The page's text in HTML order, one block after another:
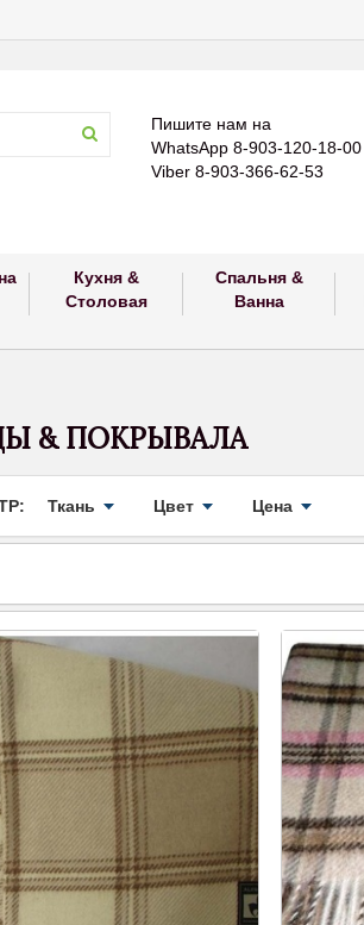
Пишите нам на
WhatsApp 8-903-120-18-00
Viber 8-903-366-62-53
Кухня &
Столовая
Спальня &
Ванна
& ПОКРЫВАЛА
Ткань Цвет Цена